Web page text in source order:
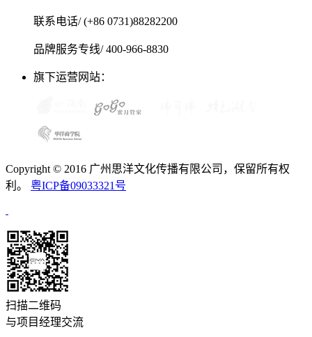
联系电话/ (+86 0731)88282200
品牌服务专线/ 400-966-8830
旗下运营网站：
Copyright © 2016 广州思洋文化传播有限公司，保留所有权
利。 粤ICP备09033321号
扫描二维码
与项目经理交流